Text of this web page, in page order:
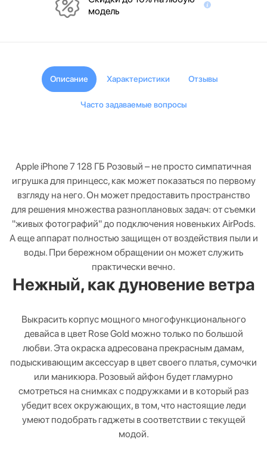
модель
Описание Характеристики Отзывы
Часто задаваемые вопросы
Apple iPhone 7 128 ГБ Розовый – не просто симпатичная
игрушка для принцесс, как может показаться по первому
взгляду на него. Он может предоставить пространство
для решения множества разноплановых задач: от съемки
"живых фотографий" до подключения новеньких AirPods.
А еще аппарат полностью защищен от воздействия пыли и
воды. При бережном обращении он может служить
практически вечно.
Нежный, как дуновение ветра
Выкрасить корпус мощного многофункционального
девайса в цвет Rose Gold можно только по большой
любви. Эта окраска адресована прекрасным дамам,
подыскивающим аксессуар в цвет своего платья, сумочки
или маникюра. Розовый айфон будет гламурно
смотреться на снимках с подружками и в который раз
убедит всех окружающих, в том, что настоящие леди
умеют подобрать гаджеты в соответствии с текущей
модой.